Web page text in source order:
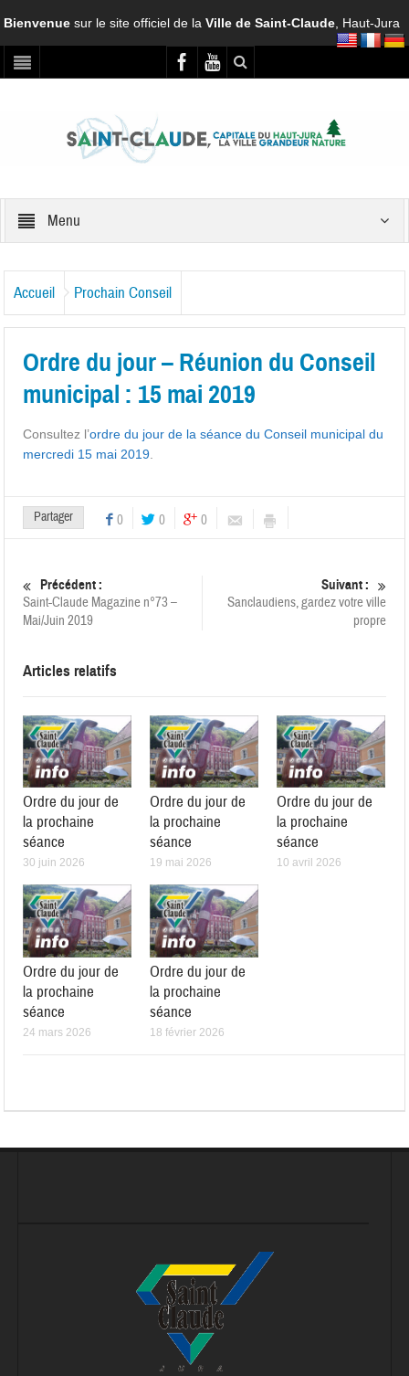
Bienvenuesur le site officiel de laVille de Saint-Claude , Haut-Jura
Menu
Accueil Prochain Conseil
Ordre du jour – Réunion du Conseil
municipal : 15 mai 2019
Consultez l’ordre du jour de la séance du Conseil municipal du
mercredi 15 mai 2019
Partager 0 0 0
Précédent :
Saint-Claude Magazine n°73 –
Mai/Juin 2019
Suivant :
Sanclaudiens, gardez votre ville
propre
Articles relatifs
Ordre du jour de
la prochaine
séance
30 juin 2026
Ordre du jour de
la prochaine
séance
19 mai 2026
Ordre du jour de
la prochaine
séance
10 avril 2026
Ordre du jour de
la prochaine
séance
24 mars 2026
Ordre du jour de
la prochaine
séance
18 février 2026